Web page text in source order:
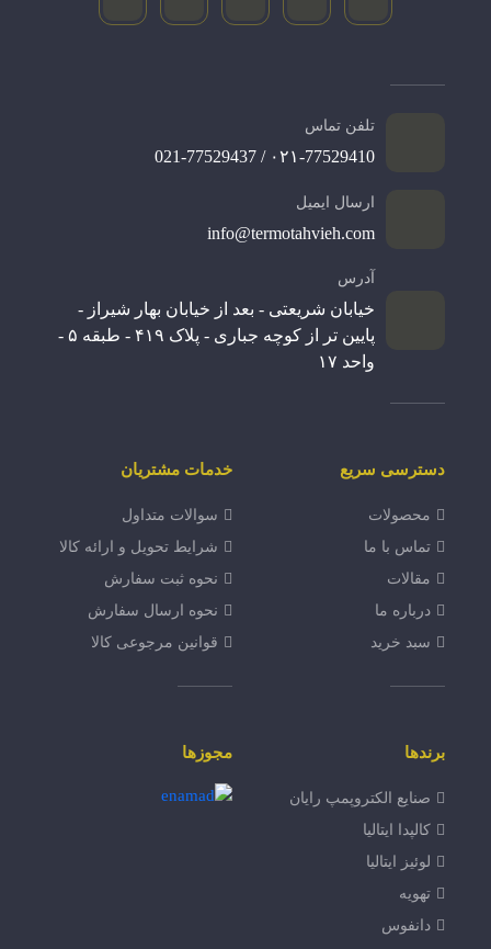
تلفن تماس
۰۲۱-77529410 / 021-77529437
ارسال ایمیل
info@termotahvieh.com
آدرس
خیابان شریعتی - بعد از خیابان بهار شیراز -
پایین تر از کوچه جباری - پلاک ۴۱۹ - طبقه ۵ -
واحد ۱۷
دسترسی سریع
محصولات
تماس با ما
مقالات
درباره ما
سبد خرید
خدمات مشتریان
سوالات متداول
شرایط تحویل و ارائه کالا
نحوه ثبت سفارش
نحوه ارسال سفارش
قوانین مرجوعی کالا
برندها
صنایع الکتروپمپ رایان
کالپدا ایتالیا
لوئیز ایتالیا
تهویه
دانفوس
مجوزها